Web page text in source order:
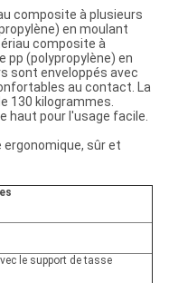
composite à plusieurs
en moulant
composite à
pp (polypropylène) en
sont enveloppés avec
au contact. La
130 kilogrammes.
haut pour l'usage facile.
ergonomique, sûr et
le support de tasse